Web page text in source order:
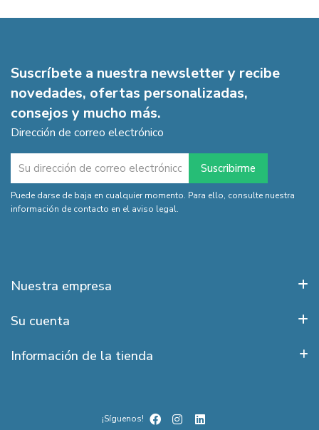
Suscríbete a nuestra newsletter y recibe
novedades, ofertas personalizadas,
consejos y mucho más.
Dirección de correo electrónico
Puede darse de baja en cualquier momento. Para ello, consulte nuestra
información de contacto en el aviso legal.
Nuestra empresa
Su cuenta
Información de la tienda
¡Síguenos!